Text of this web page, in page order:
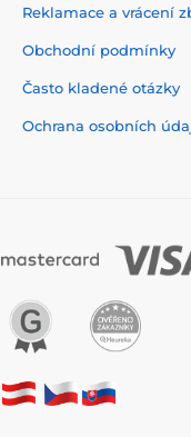
Reklamace a vrácení
Obchodní podmínky
Často kladené otázky
Ochrana osobních